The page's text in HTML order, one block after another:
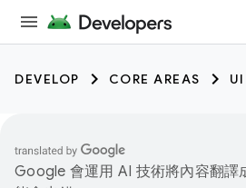
DEVELOP CORE AREAS UI
Google 會運用 AI 技術將內容翻譯